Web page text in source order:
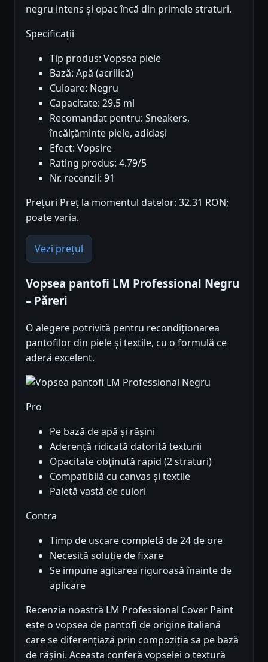
negru intens și opac încă din primele straturi.
Specificații
Tip produs: Vopsea piele
Bază: Apă (acrilică)
Culoare: Negru
Capacitate: 29.5 ml
Recomandat pentru: Sneakers,
încălțăminte piele, adidași
Efect: Vopsire
Rating produs: 4.79/5
Nr. recenzii: 91
Prețuri Preț la momentul datelor: 32.31 RON;
poate varia.
Vezi prețul
Vopsea pantofi LM Professional Negru
– Păreri
O alegere potrivită pentru recondiționarea
pantofilor din piele și textile, cu o formulă ce
aderă excelent.
Pro
Pe bază de apă și rășini
Aderență ridicată datorită texturii
Opacitate obținută rapid (2 straturi)
Compatibilă cu canvas și textile
Paletă vastă de culori
Contra
Timp de uscare completă de 24 de ore
Necesită soluție de fixare
Se impune agitarea riguroasă înainte de
aplicare
Recenzia noastră LM Professional Cover Paint
este o vopsea de pantofi de origine italiană
care se diferențiază prin compoziția sa pe bază
de rășini. Aceasta conferă vopselei o textură